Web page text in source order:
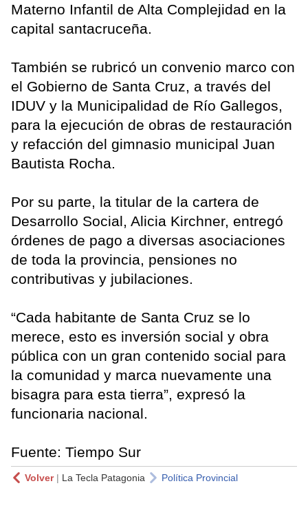
Materno Infantil de Alta Complejidad en la
capital santacruceña.
También se rubricó un convenio marco con
el Gobierno de Santa Cruz, a través del
IDUV y la Municipalidad de Río Gallegos,
para la ejecución de obras de restauración
y refacción del gimnasio municipal Juan
Bautista Rocha.
Por su parte, la titular de la cartera de
Desarrollo Social, Alicia Kirchner, entregó
órdenes de pago a diversas asociaciones
de toda la provincia, pensiones no
contributivas y jubilaciones.
“Cada habitante de Santa Cruz se lo
merece, esto es inversión social y obra
pública con un gran contenido social para
la comunidad y marca nuevamente una
bisagra para esta tierra”, expresó la
funcionaria nacional.
Fuente: Tiempo Sur
Volver| La Tecla Patagonia Política Provincial